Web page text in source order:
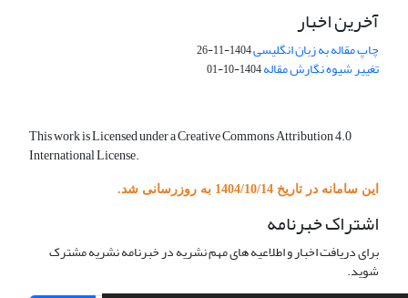
آخرین اخبار
چاپ مقاله به زبان انگلیسی1404-11-26
تغییر شیوه نگارش مقاله1404-10-01
This work is Licensed under a Creative Commons Attribution 4.0
International License.
این سامانه در تاریخ 1404/10/14 به روزرسانی شد.
اشتراک خبرنامه
برای دریافت اخبار و اطلاعیه های مهم نشریه در خبرنامه نشریه مشترک
شوید.